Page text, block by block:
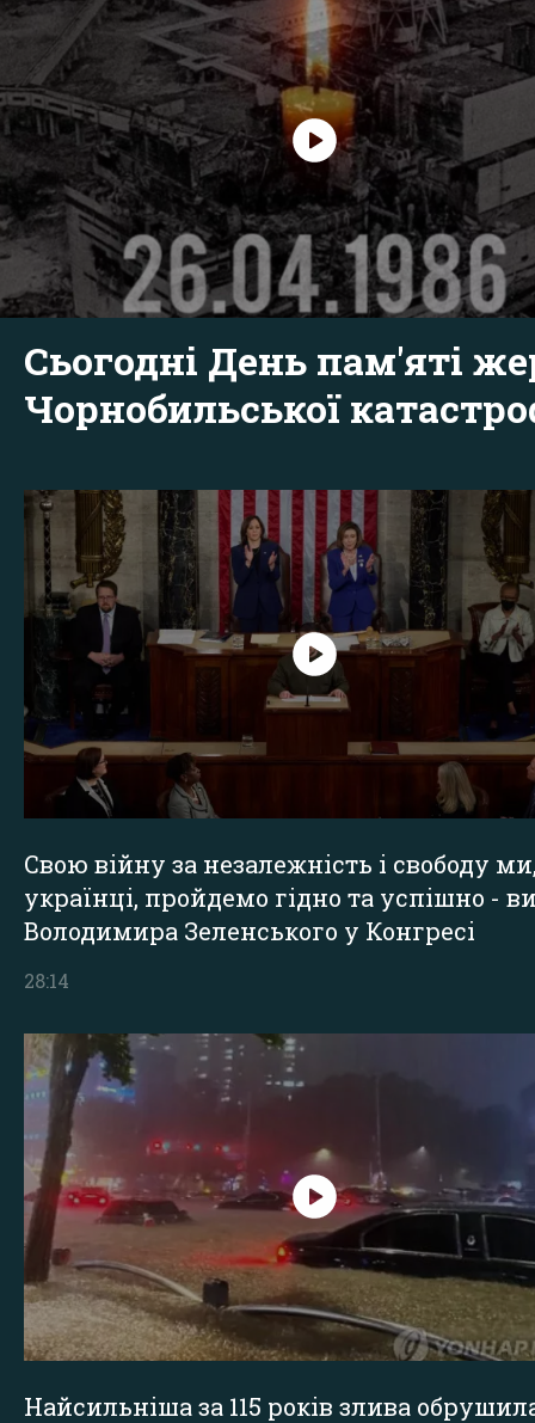
Сьогодні День пам'яті
Чорнобильської
Свою війну за незалежність і свободу
українці, пройдемо гідно та успішно -
Володимира Зеленського у Конгресі
28:14
Найсильніша за 115 років злива